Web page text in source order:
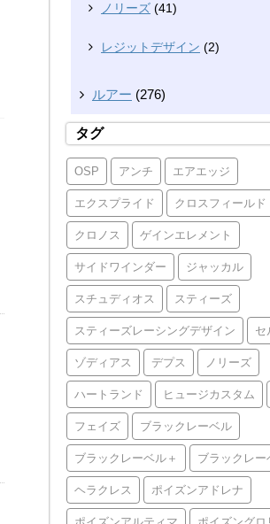
ノリーズ (41)
レジットデザイン (2)
ルアー (276)
タグ
OSP アンチ エアエッジ
エクスプライド クロスフィールド
クロノス ゲインエレメント
サイドワインダー ジャッカル
スチュディオス スティーズ
スティーズレーシングデザイン セ
ゾディアス デプス ノリーズ
ハートランド ヒュージカスタム
フェイズ ブラックレーベル
ブラックレーベル＋ ブラックレー
ヘラクレス ポイズンアドレナ